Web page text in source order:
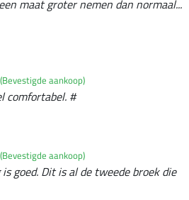
maat groter nemen dan normaal...
(Bevestigde aankoop)
comfortabel. #
(Bevestigde aankoop)
goed. Dit is al de tweede broek die